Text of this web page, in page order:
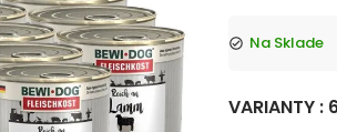
check_circle Na Sklade
VARIANTY :